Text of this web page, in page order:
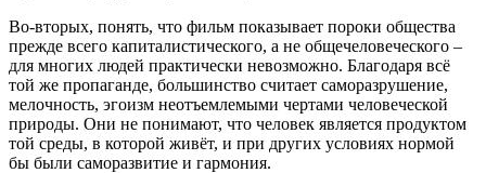
Во-вторых, понять, что фильм показывает пороки общества
прежде всего капиталистического, а не общечеловеческого –
для многих людей практически невозможно. Благодаря всё
той же пропаганде, большинство считает саморазрушение,
мелочность, эгоизм неотъемлемыми чертами человеческой
природы. Они не понимают, что человек является продуктом
той среды, в которой живёт, и при других условиях нормой
бы были саморазвитие и гармония.